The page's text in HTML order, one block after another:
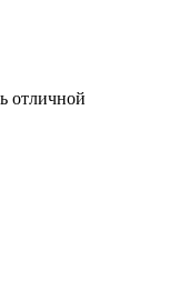
отличной